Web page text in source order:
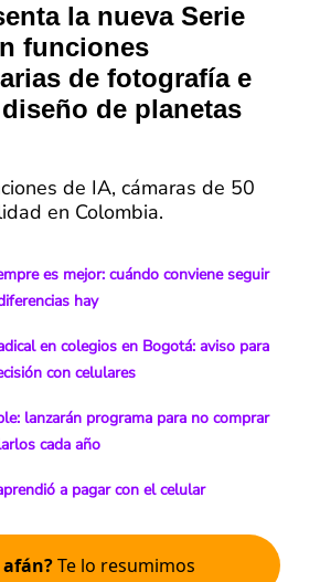
la nueva Serie
funciones
de fotografía e
de planetas
de IA, cámaras de 50
en Colombia.
es mejor: cuándo conviene seguir
hay
en colegios en Bogotá: aviso para
con celulares
lanzarán programa para no comprar
cada año
a pagar con el celular
afán?Te lo resumimos